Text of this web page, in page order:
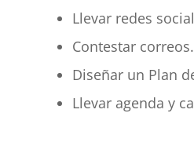
Llevar redes
Contestar correos.
Diseñar un Plan
Llevar agenda y